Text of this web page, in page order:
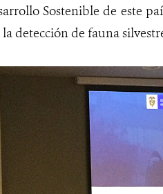
Sostenible de este
detección de fauna